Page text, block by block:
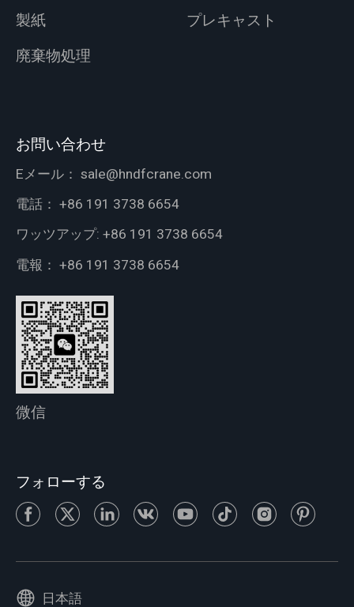
製紙
プレキャスト
廃棄物処理
お問い合わせ
Eメール： sale@hndfcrane.com
電話： +86 191 3738 6654
ワッツアップ: +86 191 3738 6654
電報： +86 191 3738 6654
微信
フォローする
日本語